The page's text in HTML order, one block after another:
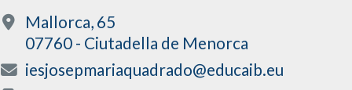
Mallorca, 65
07760 - Ciutadella de Menorca
iesjosepmariaquadrado@educaib.eu